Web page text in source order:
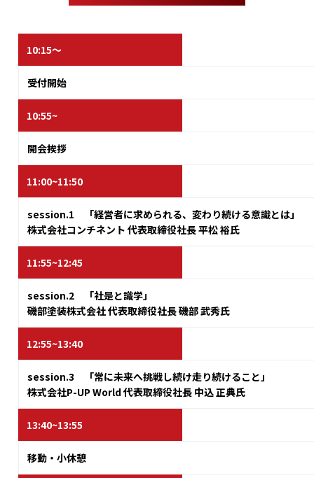
10:15～
受付開始
10:55~
開会挨拶
11:00~11:50
session.1 「経営者に求められる、変わり続ける意識とは」
株式会社コンチネント 代表取締役社長 平松 裕氏
11:55~12:45
session.2 「社是と識学」
磯部塗装株式会社 代表取締役社長 磯部 武秀氏
12:55~13:40
session.3 「常に未来へ挑戦し続け走り続けること」
株式会社P-UP World 代表取締役社長 中込 正典氏
13:40~13:55
移動・小休憩